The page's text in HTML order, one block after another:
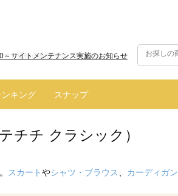
～サイトメンテナンス実施のお知らせ
ンキング スナップ
チチ クラシック）
スカートやシャツ・ブラウス カーディガン